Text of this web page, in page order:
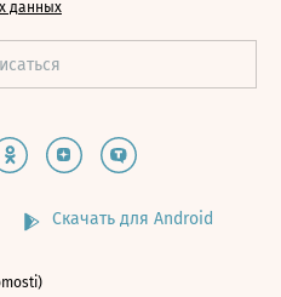
данных
Скачать для Android